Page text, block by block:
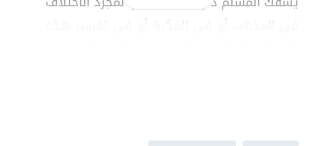
في المذهب أو في الفكرة أو في تفسير هذه